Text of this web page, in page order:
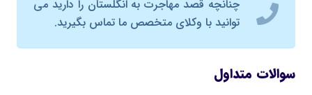
چنانچه قصد مهاجرت به انگلستان را دارید می
توانید با وکلای متخصص ما تماس بگیرید.
سوالات متداول